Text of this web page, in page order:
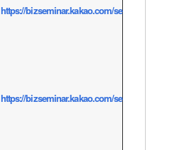
https://bizseminar.kakao.com/se
https://bizseminar.kakao.com/se